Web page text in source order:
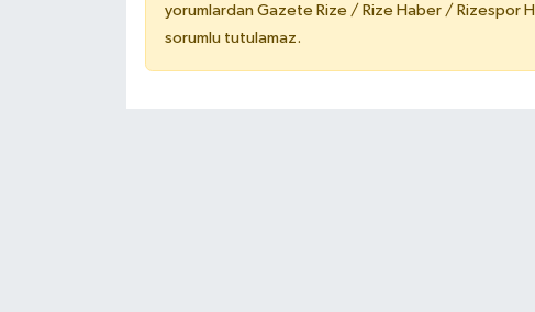
yorumlardan Gazete Rize / Rize Haber / Rizespor
sorumlu tutulamaz.